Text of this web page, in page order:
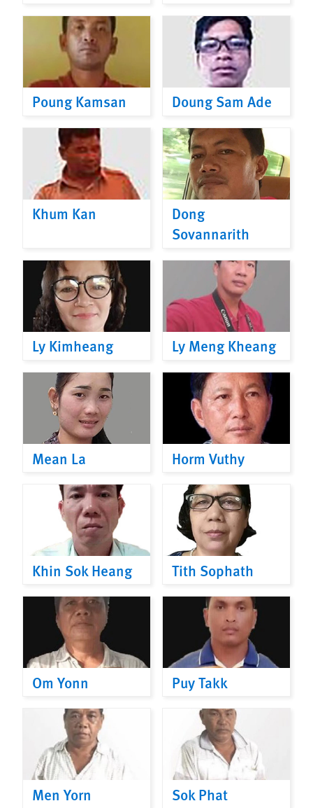
Poung Kamsan Doung Sam Ade
Khum Kan
Dong
Sovannarith
Ly Kimheang Ly Meng Kheang
Mean La Horm Vuthy
Khin Sok Heang Tith Sophath
Om Yonn Puy Takk
Men Yorn Sok Phat